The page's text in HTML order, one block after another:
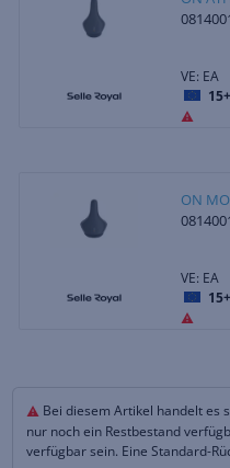
VE: EA
15+
ON
VE: EA
15+
Bei diesem Artikel handelt es
nur noch ein Restbestand
verfügbar sein. Eine Standard-